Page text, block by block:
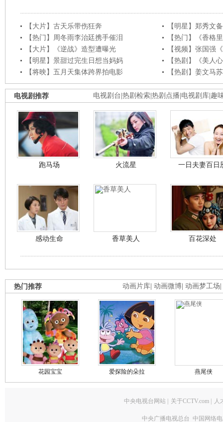
【大片】古天乐带伤狂奔
【明星】郑秀文
【热门】周冬雨李治廷携手催泪
【热门】《香格
【大片】《逆战》造型遭曝光
【视频】张国强
【明星】景甜过完生日想当妈妈
【热剧】《美人
【将映】五月天集体跨界拍电影
【热剧】姜文马
电视剧台 热剧检索 热剧点播 电视剧库 趣
电视剧推荐
跑马场 火流星 一日夫妻百日
感动生命 香草美人 百花深处
动画片库 动画微博 动画梦工场
热门推荐
花园宝宝 爱探险的朵拉 燕尾侠
中央电视台网站 关于CCTV.com 人
中央广播电视总台 中国网络